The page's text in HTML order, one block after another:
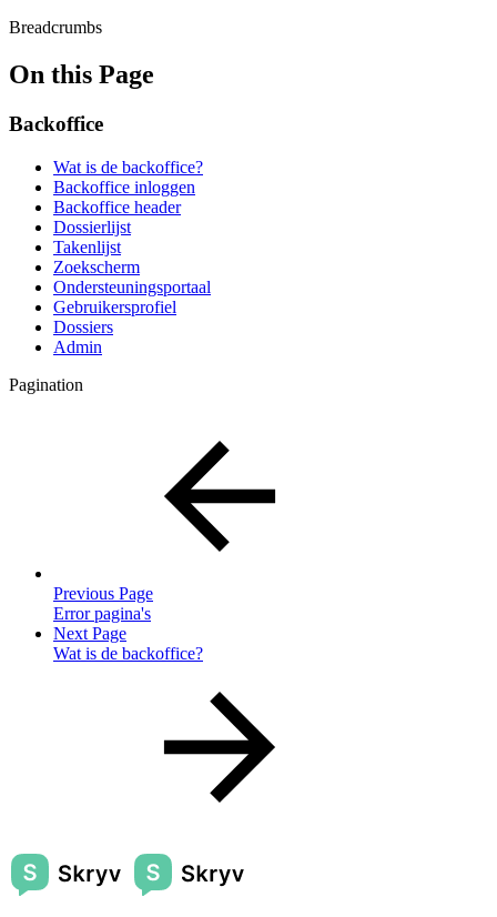
Breadcrumbs
On this Page
Backoffice
Wat is de backoffice?
Backoffice inloggen
Backoffice header
Dossierlijst
Takenlijst
Zoekscherm
Ondersteuningsportaal
Gebruikersprofiel
Dossiers
Admin
Pagination
Previous Page
Error pagina's
Next Page
Wat is de backoffice?